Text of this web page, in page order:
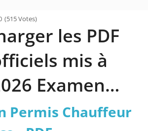
(515 Votes)
les PDF
mis à
Examen
Chauffeur
Permis Chauffeur